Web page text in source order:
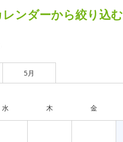
レンダーから絞り込む
5月
水 木 金